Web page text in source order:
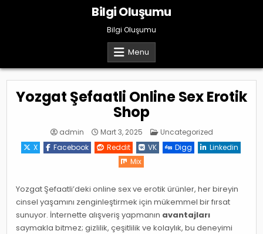
Bilgi Oluşumu
Bilgi Oluşumu
Menu
Yozgat Şefaatli Online Sex Erotik
Shop
admin Mart 3, 2025 Posted
Uncategorized
X
Facebook Reddit VK Digg
Linkedin
Mix
Yozgat Şefaatli’deki online sex ve erotik ürünler, her bireyin
cinsel yaşamını zenginleştirmek için mükemmel bir fırsat
sunuyor. İnternette alışveriş yapmanın avantajları
saymakla bitmez; gizlilik, çeşitlilik ve kolaylık, bu deneyimi